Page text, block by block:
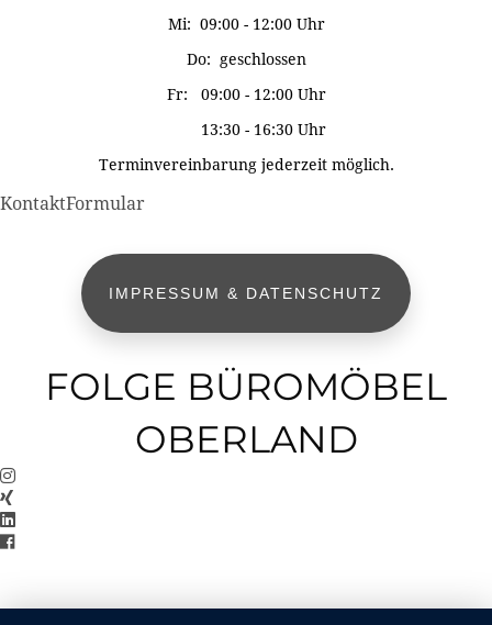
Mi: 09:00 - 12:00 Uhr
Do: geschlossen
Fr: 09:00 - 12:00 Uhr
13:30 - 16:30 Uhr
Terminvereinbarung jederzeit möglich.
KontaktFormular
IMPRESSUM & DATENSCHUTZ
FOLGE BÜROMÖBEL
OBERLAND